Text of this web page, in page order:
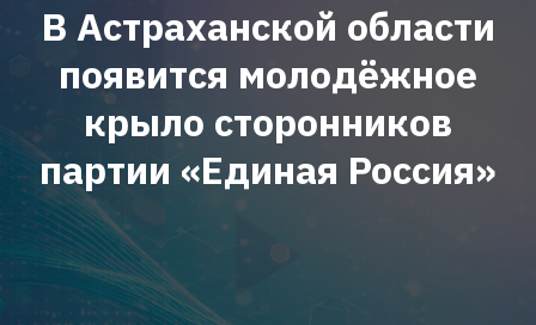
В Астраханской области
появится молодёжное
крыло сторонников
партии «Единая Россия»